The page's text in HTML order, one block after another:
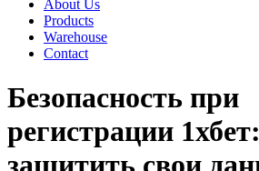
About Us
Products
Warehouse
Contact
Безопасность при
регистрации